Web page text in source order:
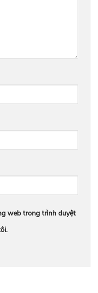
web trong trình duyệt